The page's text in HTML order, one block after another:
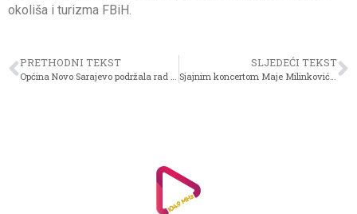
okoliša i turizma FBiH.
PRETHODNI TEKST
Općina Novo Sarajevo podržala rad javnih kuhinja Kantona Sarajevo sa 40.000 KM
SLJEDEĆI TEKST
Sjajnim koncertom Maje Milinković završeno treće izdanje SarajevoSevdah Soiree festivala